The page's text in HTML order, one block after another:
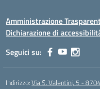
Amministrazione
Dichiarazione di
Seguici su:
Indirizzo:Via S. Valentini, 5 -